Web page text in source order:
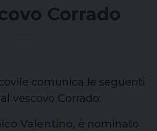
Corrado
comunica le seguenti
vescovo Corrado:
Valentino, è nominato